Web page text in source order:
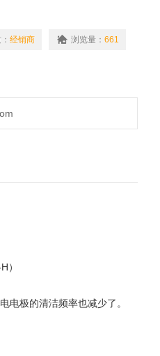
经销商 浏览量： 661
）
电极的清洁频率也减少了。